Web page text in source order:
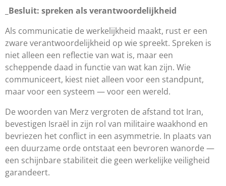
_Besluit: spreken als verantwoordelijkheid
Als communicatie de werkelijkheid maakt, rust er een
zware verantwoordelijkheid op wie spreekt. Spreken is
niet alleen een reflectie van wat is, maar een
scheppende daad in functie van wat kan zijn. Wie
communiceert, kiest niet alleen voor een standpunt,
maar voor een systeem — voor een wereld.
De woorden van Merz vergroten de afstand tot Iran,
bevestigen Israël in zijn rol van militaire waakhond en
bevriezen het conflict in een asymmetrie. In plaats van
een duurzame orde ontstaat een bevroren wanorde —
een schijnbare stabiliteit die geen werkelijke veiligheid
garandeert.